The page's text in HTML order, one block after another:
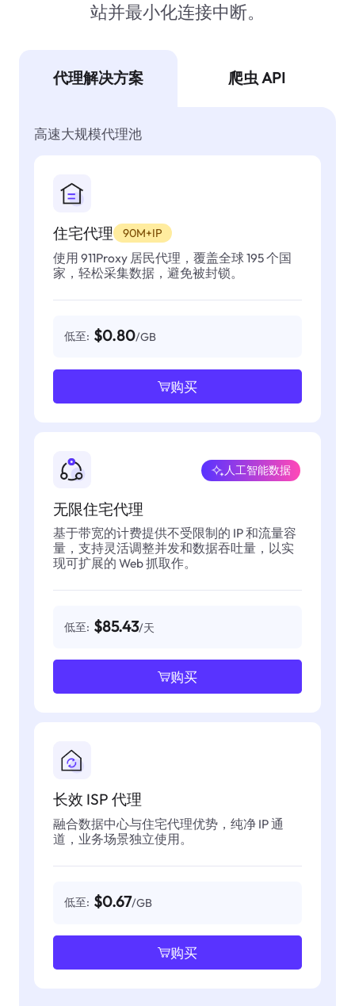
站并最小化连接中断。
代理解决方案 爬虫 API
高速大规模代理池
住宅代理 90M+IP
使用 911Proxy 居民代理，覆盖全球 195 个国
家，轻松采集数据，避免被封锁。
低至: $0.80/GB
购买
无限住宅代理
人工智能数据
基于带宽的计费提供不受限制的 IP 和流量容
量，支持灵活调整并发和数据吞吐量，以实
现可扩展的 Web 抓取作。
低至: $85.43/天
购买
长效 ISP 代理
融合数据中心与住宅代理优势，纯净 IP 通
道，业务场景独立使用。
低至: $0.67/GB
购买